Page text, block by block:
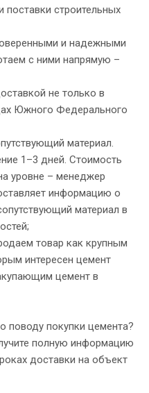
поставки строительных
и надежными
с ними напрямую –
не только в
Южного Федерального
материал.
1–3 дней. Стоимость
уровне – менеджер
информацию о
материал в
товар как крупным
интересен цемент
цемент в
поводу покупки цемента?
полную информацию
доставки на объект